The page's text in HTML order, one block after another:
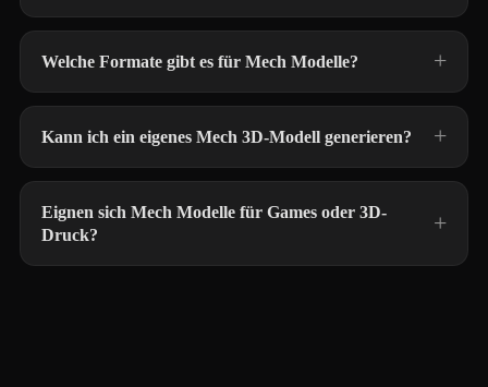
Welche Formate gibt es für Mech Modelle?
Kann ich ein eigenes Mech 3D-Modell generieren?
Eignen sich Mech Modelle für Games oder 3D-
Druck?